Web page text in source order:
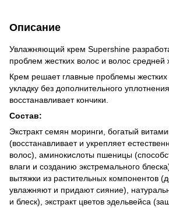
Описание
Увлажняющий крем Supershine
проблем жестких волос и волос средней
Крем решает главные проблемы жестких
укладку без дополнительного
восстанавливает кончики.
Состав:
Экстракт семян моринги, богатый
(восстанавливает и укрепляет
волос), аминокислоты пшеницы
влаги и созданию экстремального
вытяжки из растительных компонентов
увлажняют и придают сияние),
и блеск), экстракт цветов эдельвейса